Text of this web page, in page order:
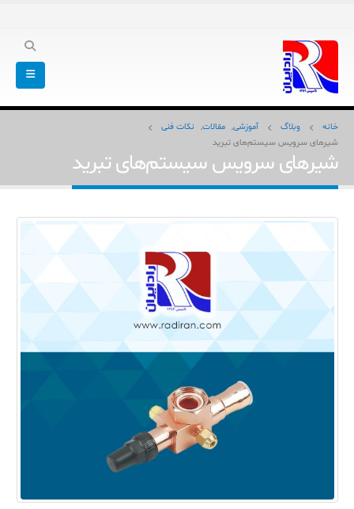
خانه وبلاگ آموزشی, مقالات, نکات فنی
شیرهای سرویس سیستم‌های تبرید
شیرهای سرویس سیستم‌های تبرید